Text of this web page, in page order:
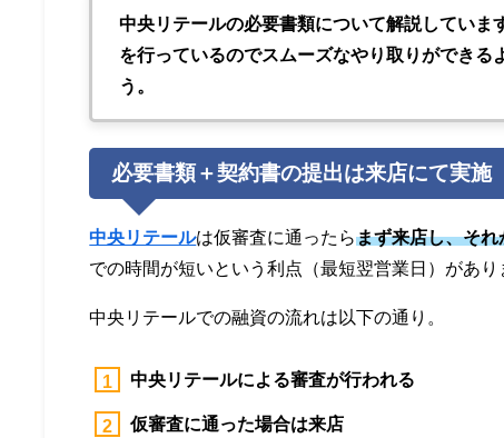
中央リテールの必要書類について解説していま
を行っているのでスムーズなやり取りができる
う。
必要書類＋契約書の提出は来店にて実施
中央リテールは仮審査に通ったらまず来店し、そ
での時間が短いという利点（最短翌営業日）があり
中央リテールでの融資の流れは以下の通り。
中央リテールによる審査が行われる
仮審査に通った場合は来店